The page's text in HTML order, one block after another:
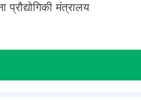
मंत्रालय